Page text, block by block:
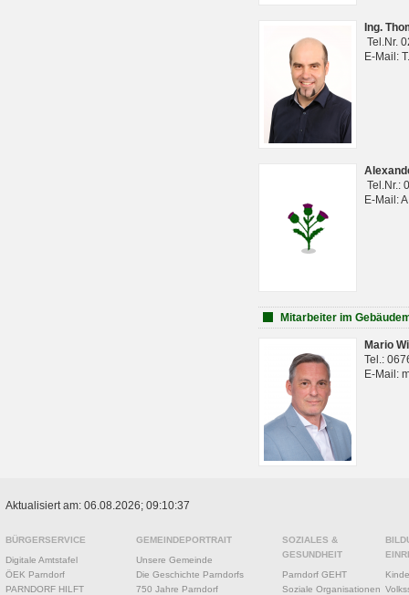
Ing.
Tel.Nr.
E-Mail:
Tel.Nr.:
E-Mail:
Mitarbeiter im
Mario
Tel.:
E-Mail:
Aktualisiert am: 06.08.2026; 09:10:37
BÜRGERSERVICE
Digitale Amtstafel
ÖEK Parndorf
PARNDORF HILFT
GEMEINDEPORTRAIT
Unsere Gemeinde
Die Geschichte Parndorfs
750 Jahre Parndorf
SOZIALES &
GESUNDHEIT
Parndorf GEHT
Soziale Organisationen